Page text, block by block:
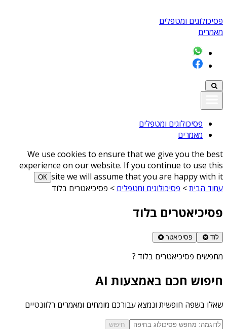
פסיכולוגים ומטפלים
מאמרים
פסיכולוגים ומטפלים
מאמרים
We use cookies to ensure that we give you the best
experience on our website. If you continue to use this
site we will assume that you are happy with it
ОК
עמוד הבית> פסיכולוגים ומטפלים > פסיכיאטרים בלוד
פסיכיאטרים בלוד
לוד פסיכיאטר
מחפשים פסיכיאטרים בלוד ?
חיפוש חכם באמצעות AI
שאלו בשפה חופשית ונמצא עבורכם מומחים ומאמרים רלוונטיים
חיפוש